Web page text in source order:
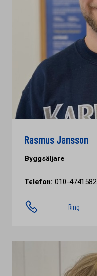
Rasmus Jansson
Byggsäljare
Telefon: 010-4741582
Ring